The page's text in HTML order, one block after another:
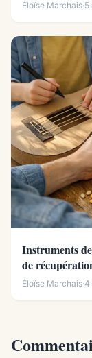
Éloïse Marchais·5
Instruments
de
Éloïse Marchais·4